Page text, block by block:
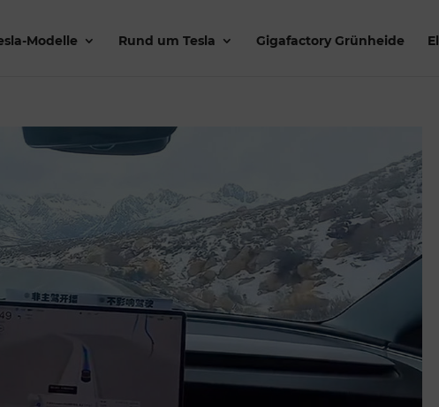
Modelle Rund um Tesla Gigafactory Grünheide